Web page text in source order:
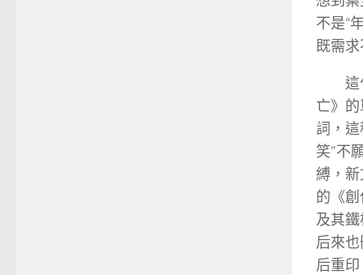
不是“
既需
這
亡》
詞，
笑”不
縛，
的《
及其
后來
后重